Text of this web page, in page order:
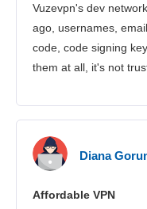
Vuzevpn's dev
ago, usernames,
code, code signing
them at all, it's not
Diana
Affordable VPN